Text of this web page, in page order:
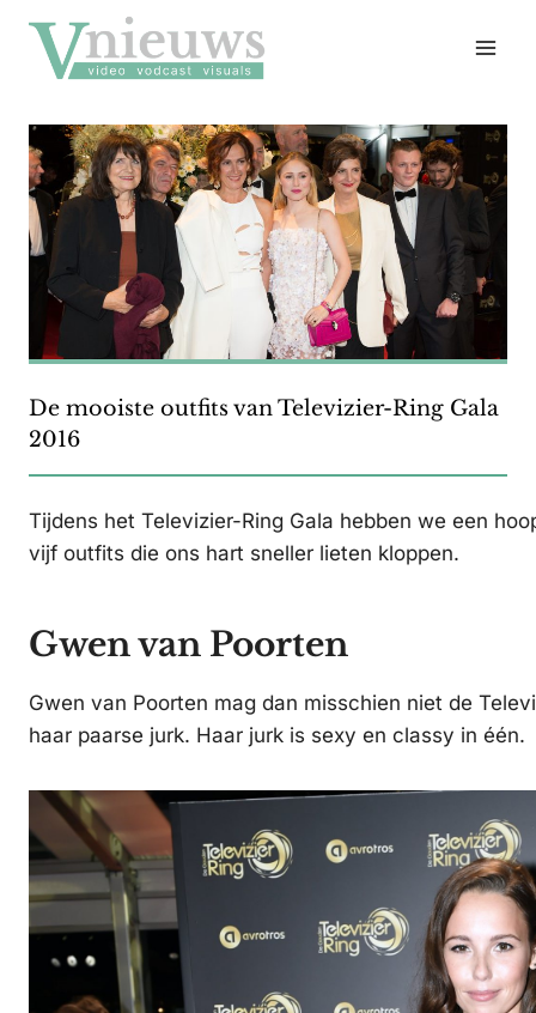
naar
inhoud
De mooiste outfits van Televizier-Ring Gala
2016
Tijdens het Televizier-Ring Gala hebben we een
vijf outfits die ons hart sneller lieten kloppen.
Gwen van Poorten
Gwen van Poorten mag dan misschien niet de
haar paarse jurk. Haar jurk is sexy en classy in één.